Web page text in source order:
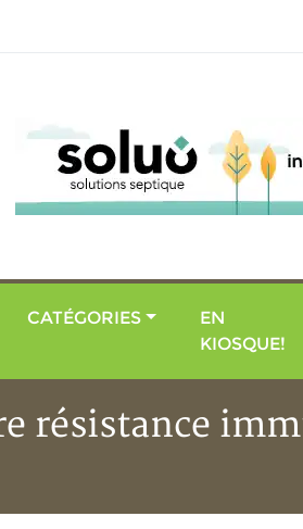
CATÉGORIES
EN
KIOSQUE!
résistance